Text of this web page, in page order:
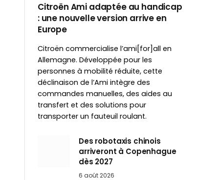
Citroën Ami adaptée au handicap
: une nouvelle version arrive en
Europe
Citroën commercialise l’ami[for]all en
Allemagne. Développée pour les
personnes à mobilité réduite, cette
déclinaison de l’Ami intègre des
commandes manuelles, des aides au
transfert et des solutions pour
transporter un fauteuil roulant.
Des robotaxis chinois
arriveront à Copenhague
dès 2027
6 août 2026